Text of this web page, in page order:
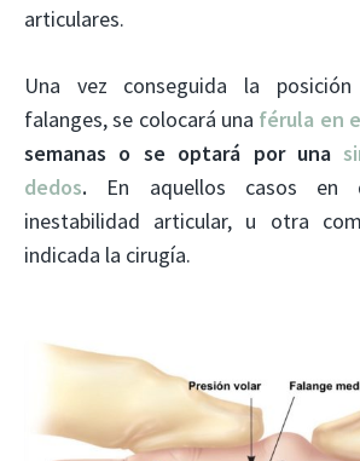
articulares.
Una vez conseguida la
falanges, se colocará una férula en
semanas o se optará por una
dedos. En aquellos casos en
inestabilidad articular, u otra
indicada la cirugía.